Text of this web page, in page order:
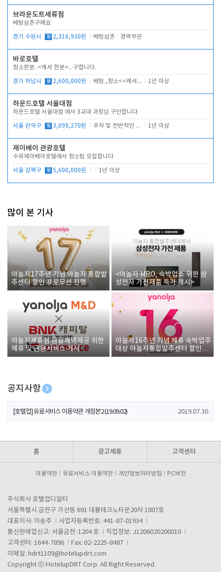
브라운도트세류점
베팅삼촌구해요
경기 수원시 월 2,316,930원 베팅삼촌 경력무관
바로호텔
청소한분..<캐셔 한분>.. 구합니다.
경기 하남시 월 2,600,000원 베팅.,청소<<캐셔 모셔봅니다. 1년 이상
하운드호텔 서울대점
하운드호텔 서울대점 에서 3교대 과장님 구인합니다.
서울 관악구 월 3,099,270원 주차 및 전반적인 당번업무 1년 이상
제이베이 관광호텔
수유제이베이호텔에서 청소팀 모집합니다
서울 강북구 월 5,600,000원 1년 이상
많이 본 기사
야놀자17주년 기념 야놀자 통합발
주센터 할인 프로모션 진행
<야놀자 MRO, 숙박업소 위한 삼
성전자 가전제품 특가 개시>
야놀자제휴점 금융혜택제공 위한
제휴 및 금융서비스 게시
야놀자16주년 기념 제휴 숙박업주
대상 야놀자통합발주센터 할인쿠
폰 증정
공지사항
[호텔업] 개인정보 처리방침 개정본1 (19.09.02)
[호텔업] 유료서비스 이용약관 개정본2 (19.09.02) 2019.07.30
홈 광고제휴 고객센터
이용약관 유료서비스 이용약관 개인정보처리방침 PC버전
주식회사 호텔업디알티
서울특별시 금천구 가산동 691 대륭테크노타운20차 1807호
대표이사: 이송주
사업자등록번호: 441-87-01934
통신판매업신고: 서울금천-1204 호
직업정보: J1206020200010
고객센터: 1644-7896
Fax: 02-2225-8487
이메일: hdrt1109@hotelupdrt.com
Copyright ⓒ HotelupDRT Corp. All Right Reserved.